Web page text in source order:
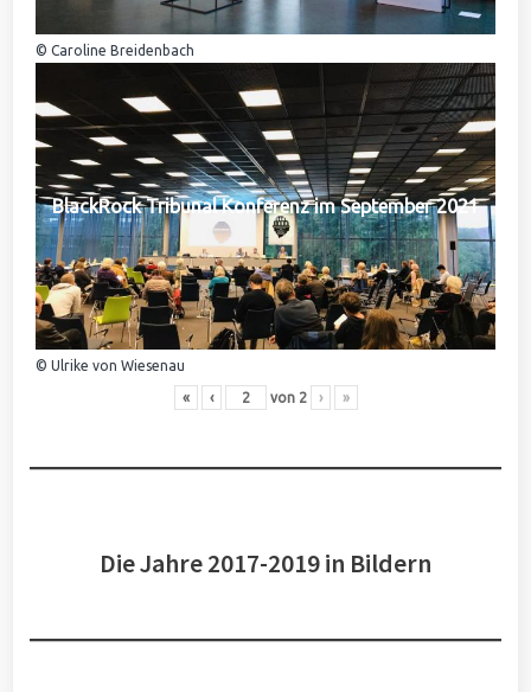
© Caroline Breidenbach
BlackRock Tribunal Konferenz im September 2021
© Ulrike von Wiesenau
« ‹ von 2 › »
Die Jahre 2017-2019 in Bildern